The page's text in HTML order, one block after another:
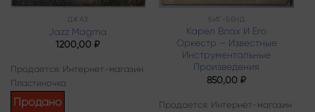
ДЖАЗ
Jazz Magma
1200,00₽
Продается: Интернет-магазин
Пластиночка
Продано
БИГ-БЕНД
Карел Влах И Его
Оркестр – Известные
Инструментальные
Произведения
850,00₽
Продается: Интернет-магазин